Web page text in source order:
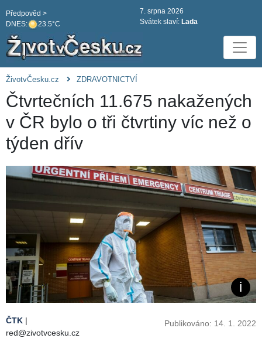
DNES: 23.5°C
Předpověd >
7. srpna 2026
Svátek slaví: Lada
ŽivotvČesku.cz ZDRAVOTNICTVÍ
Čtvrtečních 11.675 nakažených
v ČR bylo o tři čtvrtiny víc než o
týden dřív
ČTK |
red@zivotvcesku.cz
Publikováno: 14. 1. 2022